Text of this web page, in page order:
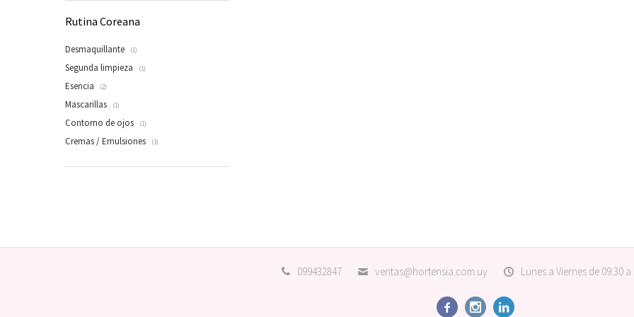
Rutina Coreana
Desmaquillante (1)
Segunda limpieza (1)
Esencia (2)
Mascarillas (1)
Contorno de ojos (1)
Cremas / Emulsiones (3)
099432847 ventas@hortensia.com.uy Lunes a Viernes de 09:30 a
  